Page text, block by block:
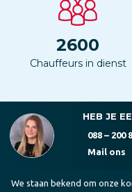
2600
Chauffeurs in dienst
HEB JE
088 – 200
Mail ons
We staan bekend om onze